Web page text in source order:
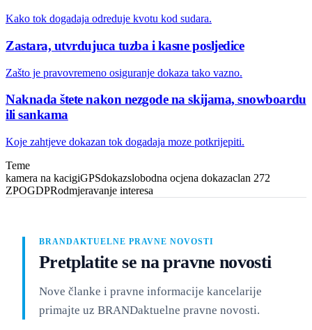
Kako tok dogadaja odreduje kvotu kod sudara.
Zastara, utvrdujuca tuzba i kasne posljedice
Zašto je pravovremeno osiguranje dokaza tako vazno.
Naknada štete nakon nezgode na skijama, snowboardu
ili sankama
Koje zahtjeve dokazan tok dogadaja moze potkrijepiti.
Teme
kamera na kacigiGPSdokazslobodna ocjena dokazaclan 272
ZPOGDPRodmjeravanje interesa
BRANDAKTUELNE PRAVNE NOVOSTI
Pretplatite se na pravne novosti
Nove članke i pravne informacije kancelarije
primajte uz BRANDaktuelne pravne novosti.